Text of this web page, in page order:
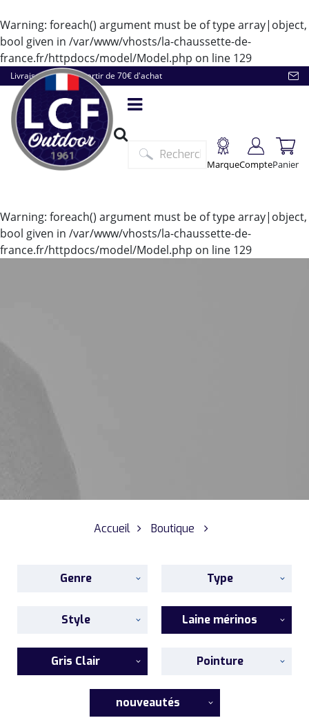
Warning: foreach() argument must be of type array|object,
bool given in /var/www/vhosts/la-chaussette-de-
france.fr/httpdocs/model/Model.php on line 129
Livraison offerte à partir de 70€ d'achat
MarqueComptePanier
Warning: foreach() argument must be of type array|object,
bool given in /var/www/vhosts/la-chaussette-de-
france.fr/httpdocs/model/Model.php on line 129
Accueil Boutique
Genre Type
Style Laine mérinos
Gris Clair Pointure
nouveautés